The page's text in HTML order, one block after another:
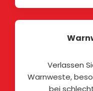
Verlassen
Warnweste,
bei